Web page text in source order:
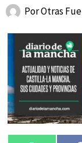
PorOtras